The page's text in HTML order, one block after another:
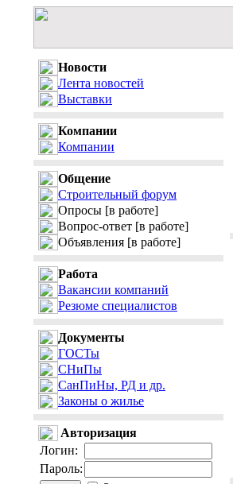
Новости
Лента новостей
Выставки
Компании
Компании
Общение
Строительный форум
Опросы [в работе]
Вопрос-ответ [в работе]
Объявления [в работе]
Работа
Вакансии компаний
Резюме специалистов
Документы
ГОСТы
СНиПы
СанПиНы, РД и др.
Законы о жилье
Авторизация
Логин:
Пароль: